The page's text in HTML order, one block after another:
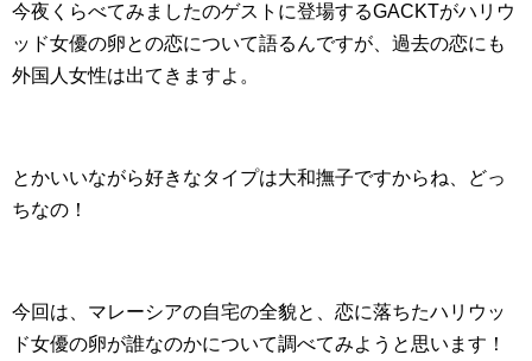
今夜くらべてみましたのゲストに登場するGACKTがハリウ
ッド女優の卵との恋について語るんですが、過去の恋にも
外国人女性は出てきますよ。
とかいいながら好きなタイプは大和撫子ですからね、どっ
ちなの！
今回は、マレーシアの自宅の全貌と、恋に落ちたハリウッ
ド女優の卵が誰なのかについて調べてみようと思います！